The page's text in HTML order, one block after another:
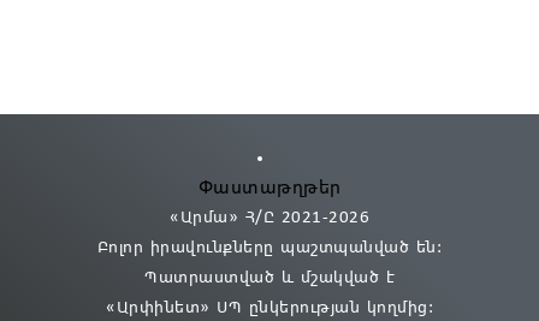
Փաստաթղթեր
«Արմա» Հ/Ը 2021-2026
Բոլոր իրավունքները պաշտպանված են:
Պատրաստված և մշակված է
«Արփինետ» ՍՊ ընկերության կողմից։